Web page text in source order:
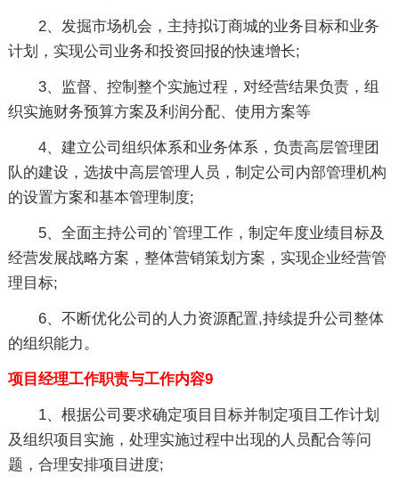
2、发掘市场机会，主持拟订商城的业务目标和业务
计划，实现公司业务和投资回报的快速增长;
3、监督、控制整个实施过程，对经营结果负责，组
织实施财务预算方案及利润分配、使用方案等
4、建立公司组织体系和业务体系，负责高层管理团
队的建设，选拔中高层管理人员，制定公司内部管理机构
的设置方案和基本管理制度;
5、全面主持公司的`管理工作，制定年度业绩目标及
经营发展战略方案，整体营销策划方案，实现企业经营管
理目标;
6、不断优化公司的人力资源配置,持续提升公司整体
的组织能力。
项目经理工作职责与工作内容9
1、根据公司要求确定项目目标并制定项目工作计划
及组织项目实施，处理实施过程中出现的人员配合等问
题，合理安排项目进度;